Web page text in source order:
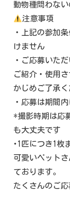
動物種問わな
注意事項
・上記の参加
けません
・ご応募いた
ご紹介・使用
かじめご了承
・応募は期間
*撮影時期は応
も大丈夫です
･1匹につき1枚
可愛いペット
ております。
たくさんのご